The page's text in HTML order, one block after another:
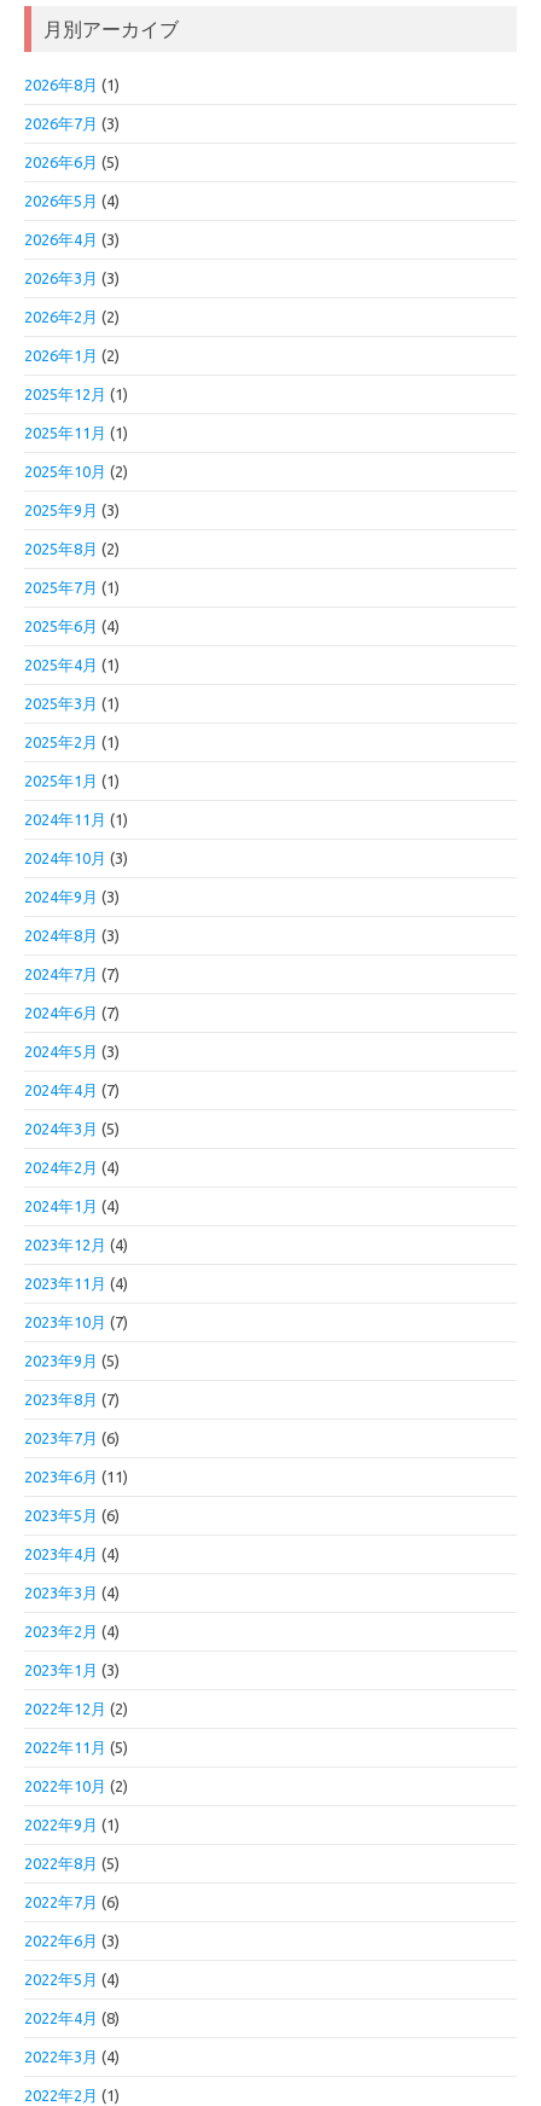
月別アーカイブ
2026年8月 (1)
2026年7月 (3)
2026年6月 (5)
2026年5月 (4)
2026年4月 (3)
2026年3月 (3)
2026年2月 (2)
2026年1月 (2)
2025年12月 (1)
2025年11月 (1)
2025年10月 (2)
2025年9月 (3)
2025年8月 (2)
2025年7月 (1)
2025年6月 (4)
2025年4月 (1)
2025年3月 (1)
2025年2月 (1)
2025年1月 (1)
2024年11月 (1)
2024年10月 (3)
2024年9月 (3)
2024年8月 (3)
2024年7月 (7)
2024年6月 (7)
2024年5月 (3)
2024年4月 (7)
2024年3月 (5)
2024年2月 (4)
2024年1月 (4)
2023年12月 (4)
2023年11月 (4)
2023年10月 (7)
2023年9月 (5)
2023年8月 (7)
2023年7月 (6)
2023年6月 (11)
2023年5月 (6)
2023年4月 (4)
2023年3月 (4)
2023年2月 (4)
2023年1月 (3)
2022年12月 (2)
2022年11月 (5)
2022年10月 (2)
2022年9月 (1)
2022年8月 (5)
2022年7月 (6)
2022年6月 (3)
2022年5月 (4)
2022年4月 (8)
2022年3月 (4)
2022年2月 (1)